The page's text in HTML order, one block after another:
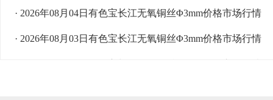
· 2026年08月04日有色宝长江无氧铜丝Φ3mm价格市场行情
· 2026年08月03日有色宝长江无氧铜丝Φ3mm价格市场行情